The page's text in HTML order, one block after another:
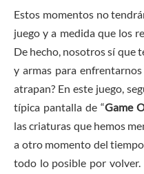
Estos momentos no
juego y a medida que los
De hecho, nosotros sí que
y armas para
atrapan? En este juego,
típica pantalla de “Game
las criaturas que hemos
a otro momento del
todo lo posible por volver.